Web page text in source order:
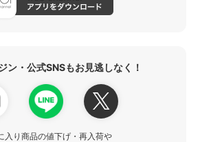
ン・公式SNSもお見逃しなく！
入り商品の値下げ・再入荷や